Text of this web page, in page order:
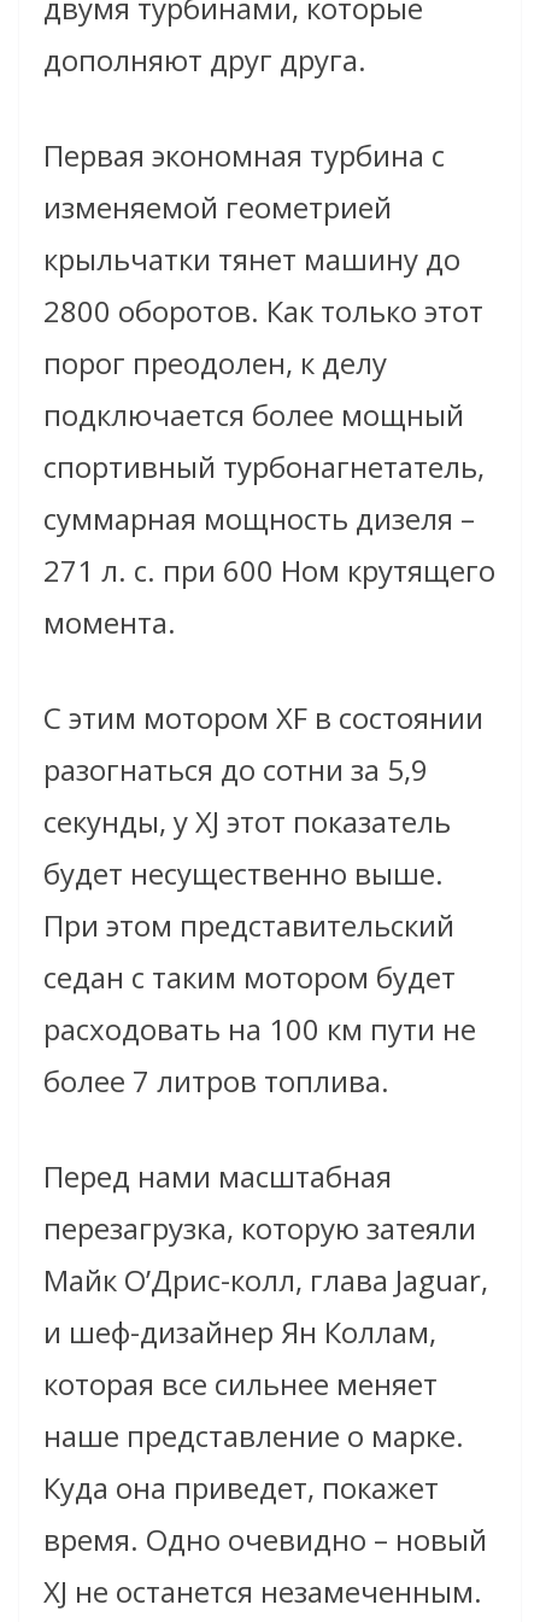
двумя турбинами, которые
дополняют друг друга.
Первая экономная турбина с
изменяемой геометрией
крыльчатки тянет машину до
2800 оборотов. Как только этот
порог преодолен, к делу
подключается более мощный
спортивный турбонагнетатель,
суммарная мощность дизеля –
271 л. с. при 600 Нoм крутящего
момента.
С этим мотором XF в состоянии
разогнаться до сотни за 5,9
секунды, у XJ этот показатель
будет несущественно выше.
При этом представительский
седан с таким мотором будет
расходовать на 100 км пути не
более 7 литров топлива.
Перед нами масштабная
перезагрузка, которую затеяли
Майк О’Дрис-колл, глава Jaguar,
и шеф-дизайнер Ян Коллам,
которая все сильнее меняет
наше представление о марке.
Куда она приведет, покажет
время. Одно очевидно – новый
XJ не останется незамеченным.